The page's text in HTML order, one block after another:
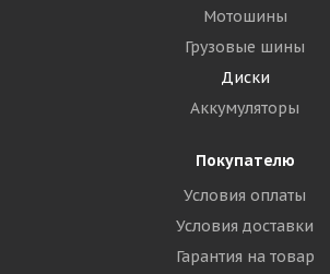
Мотошины
Грузовые шины
Диски
Аккумуляторы
Покупателю
Условия оплаты
Условия доставки
Гарантия на товар